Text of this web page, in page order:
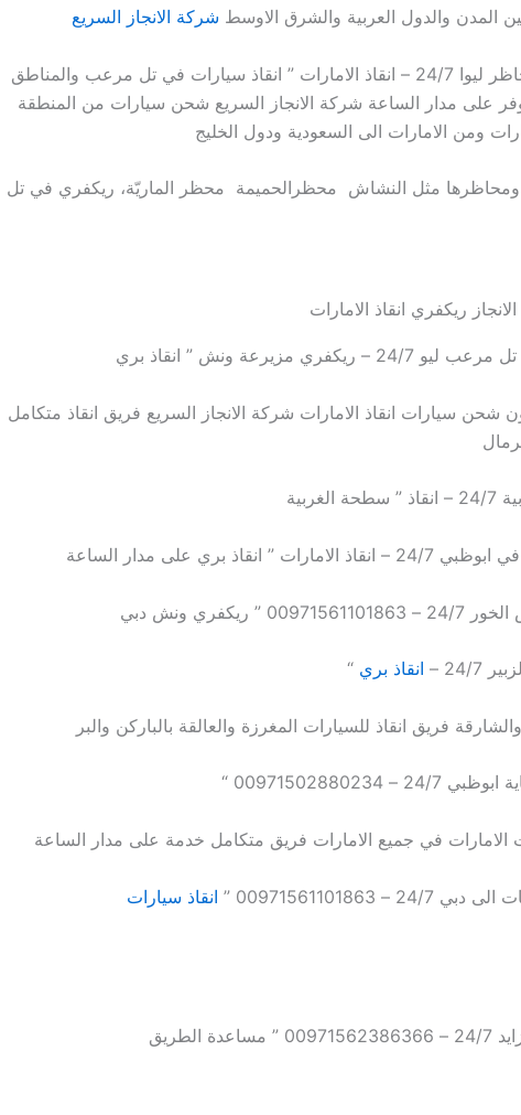
المدن والدول العربية والشرق الاوسط شركة الانجاز السريع
” انقاذ بردكون في محاظر ليوا 24/7 – انقاذ الامارات ” انقاذ سيارات في تل مرعب والمناطق
على مدار الساعة شركة الانجاز السريع شحن سيارات من المنطقة
ومن الامارات الى السعودية ودول الخليج
ومحاظرها مثل النشاش محظرالحميمة محظر الماريّة، ريكفري في تل
ريكفري انقاذ الامارات
مزيرعة ونش ” انقاذ بري
سيارات انقاذ الامارات شركة الانجاز السريع فريق انقاذ متكامل
انقاذ بري على مدار الساعة
ونش دبي
7 – انقاذ بري “
فريق انقاذ للسيارات المغرزة والعالقة بالباركن والبر
“
الامارات في جميع الامارات فريق متكامل خدمة على مدار الساعة
” انقاذ سيارات